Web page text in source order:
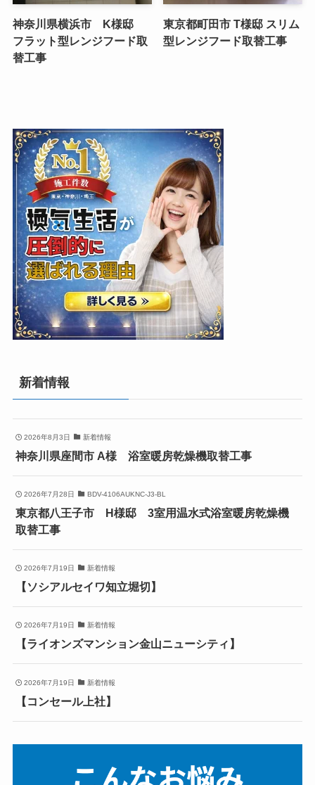
神奈川県横浜市 K様邸
フラット型レンジフード取
替工事
東京都町田市 T様邸 スリム
型レンジフード取替工事
新着情報
2026年8月3日 新着情報
神奈川県座間市 A様 浴室暖房乾燥機取替工事
2026年7月28日 BDV-4106AUKNC-J3-BL
東京都八王子市 H様邸 3室用温水式浴室暖房乾燥機
取替工事
2026年7月19日 新着情報
【ソシアルセイワ知立堀切】
2026年7月19日 新着情報
【ライオンズマンション金山ニューシティ】
2026年7月19日 新着情報
【コンセール上社】